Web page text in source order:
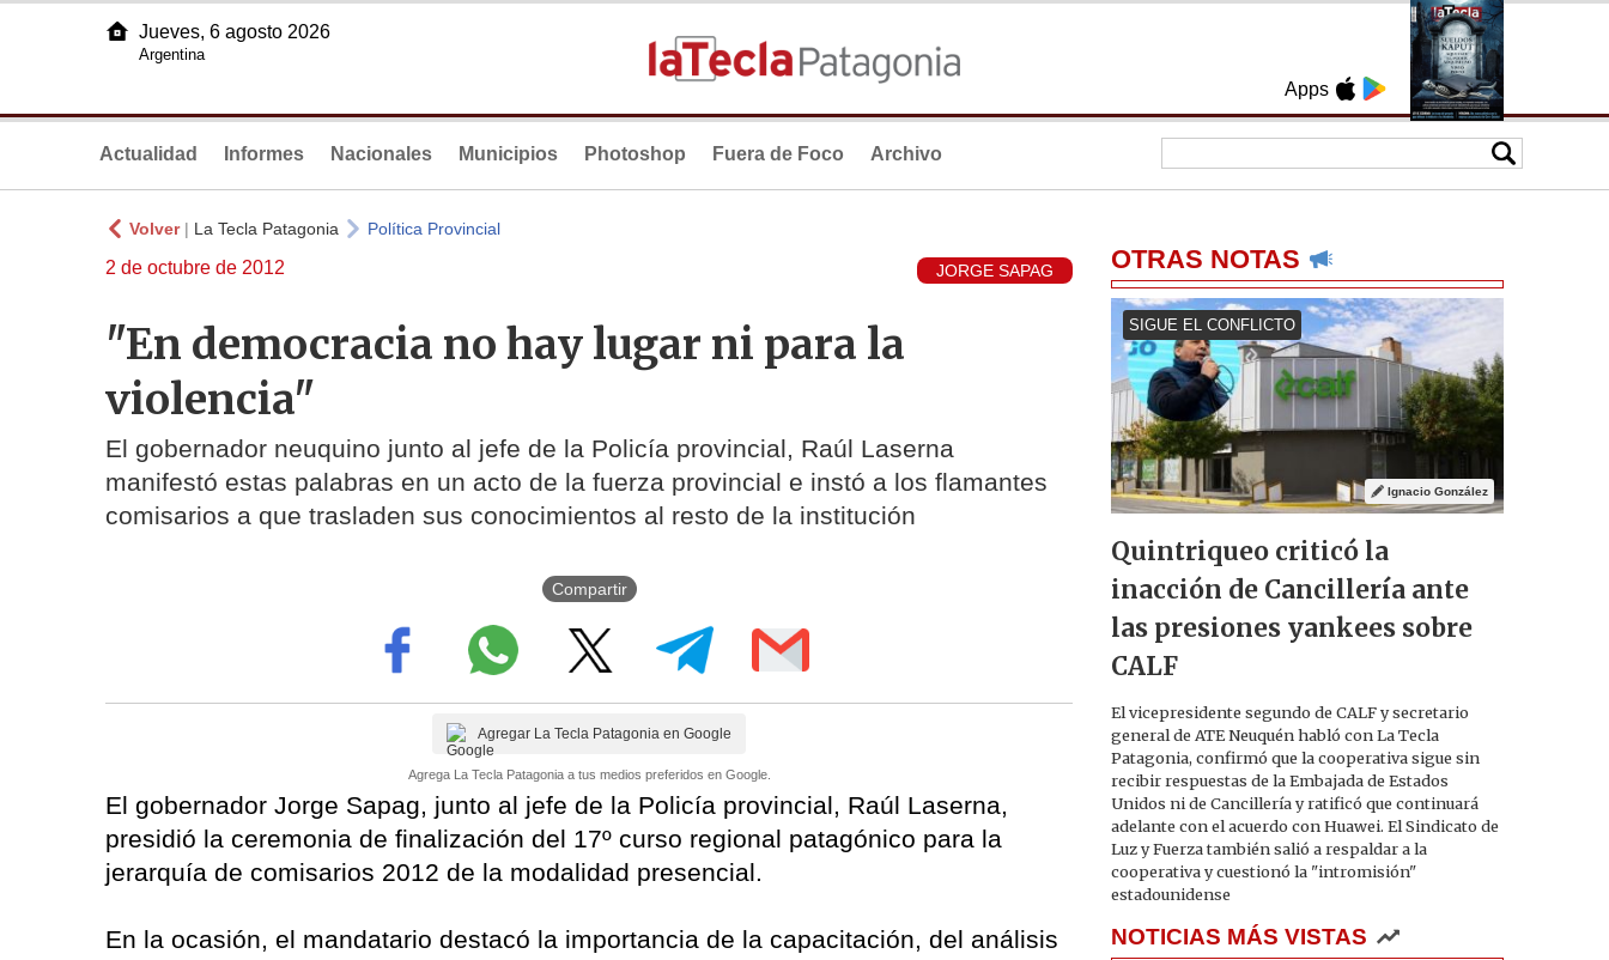
Apps
Jueves, 6 agosto 2026
Argentina
Actualidad Informes Nacionales Municipios Photoshop Fuera de Foco Archivo
Volver| La Tecla Patagonia Política Provincial
2 de octubre de 2012 JORGE SAPAG
"En democracia no hay lugar ni para la
violencia"
El gobernador neuquino junto al jefe de la Policía provincial, Raúl Laserna
manifestó estas palabras en un acto de la fuerza provincial e instó a los flamantes
comisarios a que trasladen sus conocimientos al resto de la institución
Compartir
Agregar La Tecla Patagonia en Google
Agrega La Tecla Patagonia a tus medios preferidos en Google.
El gobernador Jorge Sapag, junto al jefe de la Policía provincial, Raúl Laserna,
presidió la ceremonia de finalización del 17º curso regional patagónico para la
jerarquía de comisarios 2012 de la modalidad presencial.
En la ocasión, el mandatario destacó la importancia de la capacitación, del análisis
OTRAS NOTAS
SIGUE EL CONFLICTO
Ignacio González
Quintriqueo criticó la
inacción de Cancillería ante
las presiones yankees sobre
CALF
El vicepresidente segundo de CALF y secretario
general de ATE Neuquén habló con La Tecla
Patagonia, confirmó que la cooperativa sigue sin
recibir respuestas de la Embajada de Estados
Unidos ni de Cancillería y ratificó que continuará
adelante con el acuerdo con Huawei. El Sindicato de
Luz y Fuerza también salió a respaldar a la
cooperativa y cuestionó la "intromisión"
estadounidense
NOTICIAS MÁS VISTAS